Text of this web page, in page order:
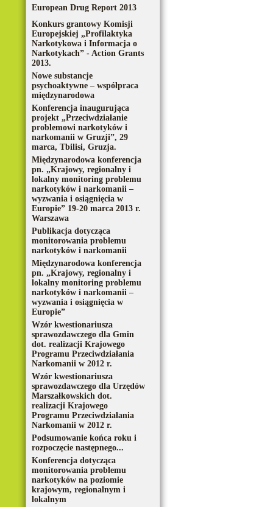
European Drug Report 2013
Konkurs grantowy Komisji
Europejskiej „Profilaktyka
Narkotykowa i Informacja o
Narkotykach” - Action Grants
2013.
Nowe substancje
psychoaktywne – współpraca
międzynarodowa
Konferencja inaugurująca
projekt „Przeciwdziałanie
problemowi narkotyków i
narkomanii w Gruzji”, 29
marca, Tbilisi, Gruzja.
Międzynarodowa konferencja
pn. „Krajowy, regionalny i
lokalny monitoring problemu
narkotyków i narkomanii –
wyzwania i osiągnięcia w
Europie” 19-20 marca 2013 r.
Warszawa
Publikacja dotycząca
monitorowania problemu
narkotyków i narkomanii
Międzynarodowa konferencja
pn. „Krajowy, regionalny i
lokalny monitoring problemu
narkotyków i narkomanii –
wyzwania i osiągnięcia w
Europie”
Wzór kwestionariusza
sprawozdawczego dla Gmin
dot. realizacji Krajowego
Programu Przeciwdziałania
Narkomanii w 2012 r.
Wzór kwestionariusza
sprawozdawczego dla Urzędów
Marszałkowskich dot.
realizacji Krajowego
Programu Przeciwdziałania
Narkomanii w 2012 r.
Podsumowanie końca roku i
rozpoczęcie następnego...
Konferencja dotycząca
monitorowania problemu
narkotyków na poziomie
krajowym, regionalnym i
lokalnym